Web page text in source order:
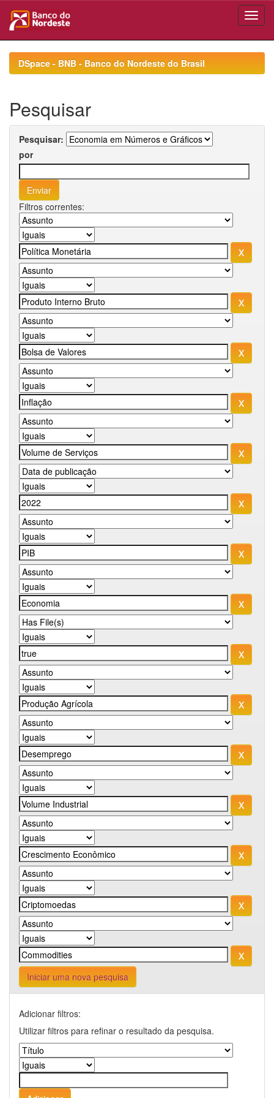
navigationDSpace - BNB - Banco do Nordeste do Brasil
Pesquisar
Pesquisar:
por
Filtros correntes:
Iniciar uma nova pesquisa
Adicionar filtros:
Utilizar filtros para refinar o resultado da pesquisa.